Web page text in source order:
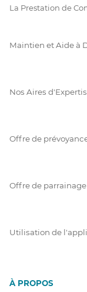
La Prestation de
Maintien et Aide à
Nos Aires
Offre de
Offre de parrainage
Utilisation de
À PROPOS